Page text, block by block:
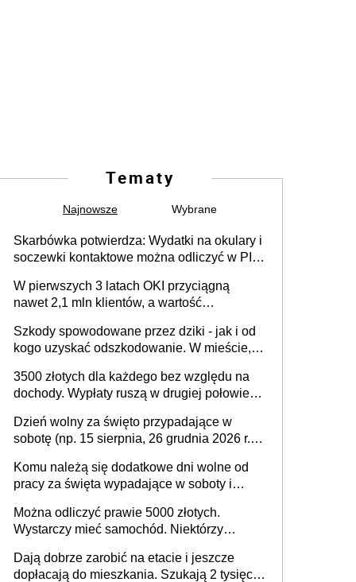
Tematy
Najnowsze Wybrane
Skarbówka potwierdza: Wydatki na okulary i
soczewki kontaktowe można odliczyć w PIT.
niepełnosprawności. Częściowe
dofinansowanie (np. z zfśs) pomniejsza
odliczenie
W pierwszych 3 latach OKI przyciągną
nawet 2,1 mln klientów, a wartość
mld zł
Szkody spowodowane przez dziki - jak i od
kogo uzyskać odszkodowanie. W mieście,
3500 złotych dla każdego bez względu na
dochody. Wypłaty ruszą w drugiej połowie
Dzień wolny za święto przypadające w
sobotę (np. 15 sierpnia, 26 grudnia 2026 r.) –
pracodawcy (sektor prywatny i administracja
publiczna), najczęstsze pytania
Komu należą się dodatkowe dni wolne od
pracy za święta wypadające w soboty i
Można odliczyć prawie 5000 złotych.
Wystarczy mieć samochód. Niektórzy
skarbówką
Dają dobrze zarobić na etacie i jeszcze
dopłacają do mieszkania. Szukają 2 tysięcy